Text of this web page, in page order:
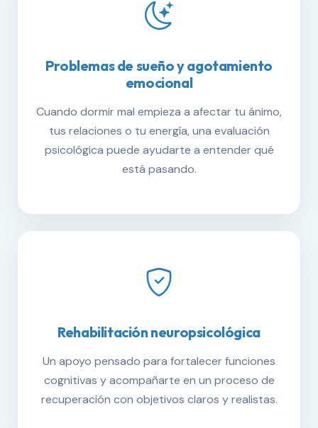
Problemas de sueño y agotamiento
emocional
Cuando dormir mal empieza a afectar tu ánimo,
tus relaciones o tu energía, una evaluación
psicológica puede ayudarte a entender qué
está pasando.
Rehabilitación neuropsicológica
Un apoyo pensado para fortalecer funciones
cognitivas y acompañarte en un proceso de
recuperación con objetivos claros y realistas.